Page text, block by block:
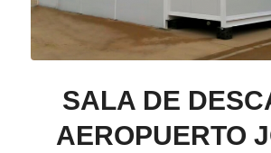
SALA DE
AEROPUERTO